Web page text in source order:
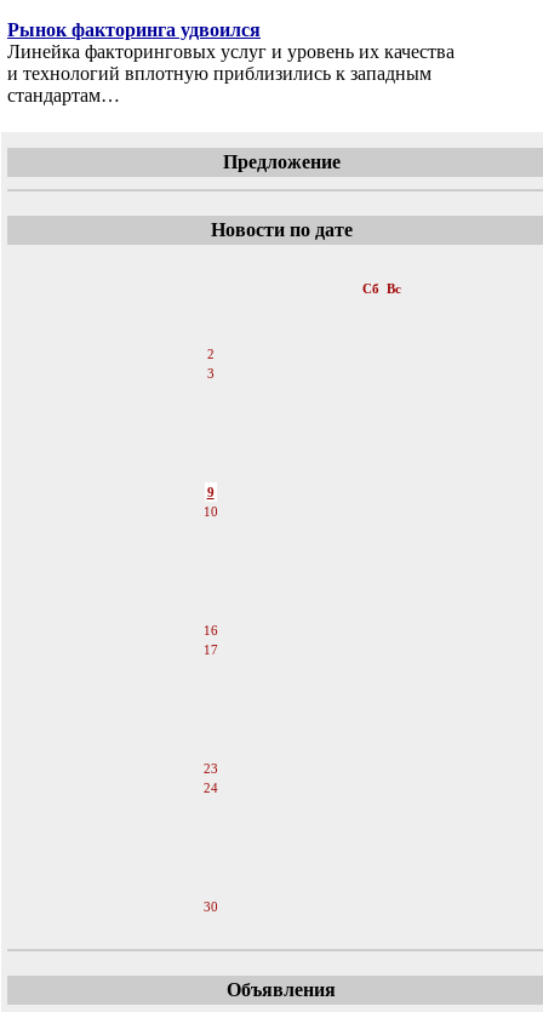
Рынок факторинга удвоился
Линейка факторинговых услуг и уровень их качества
и технологий вплотную приблизились к западным
стандартам…
Предложение
Новости по дате
Сб Вс
2
3
9
10
16
17
23
24
30
Объявления